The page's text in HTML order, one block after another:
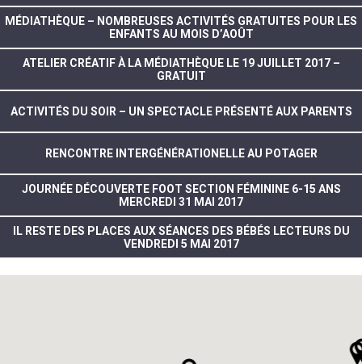
MÉDIATHÈQUE – NOMBREUSES ACTIVITÉS GRATUITES POUR LES
ENFANTS AU MOIS D’AOÛT
ATELIER CRÉATIF À LA MÉDIATHÈQUE LE 19 JUILLET 2017 –
GRATUIT
ACTIVITÉS DU SOIR – UN SPECTACLE PRÉSENTÉ AUX PARENTS
RENCONTRE INTERGÉNÉRATIONELLE AU POTAGER
JOURNÉE DÉCOUVERTE FOOT SECTION FÉMININE 6-15 ANS
MERCREDI 31 MAI 2017
IL RESTE DES PLACES AUX SÉANCES DES BÉBÉS LECTEURS DU
VENDREDI 5 MAI 2017